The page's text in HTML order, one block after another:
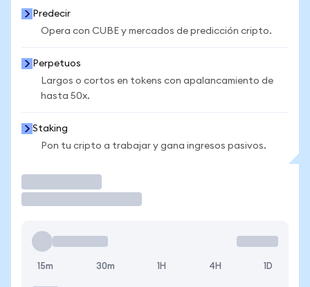
Predecir
Opera con CUBE y mercados de predicción cripto.
Perpetuos
Largos o cortos en tokens con apalancamiento de
hasta 50x.
Staking
Pon tu cripto a trabajar y gana ingresos pasivos.
15m 30m 1H 4H 1D